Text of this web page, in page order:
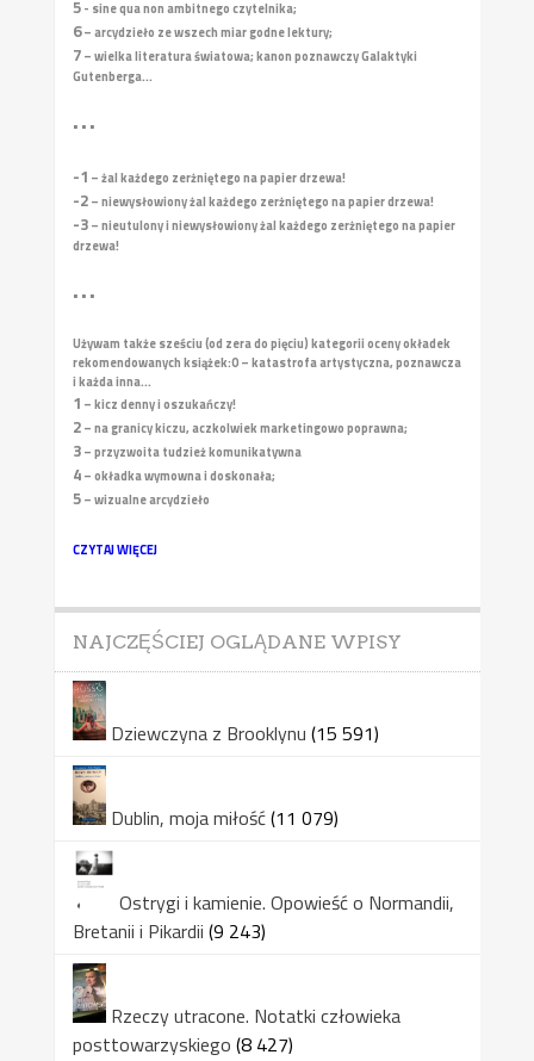
5- sine qua non ambitnego czytelnika;
6– arcydzieło ze wszech miar godne lektury;
7– wielka literatura światowa; kanon poznawczy Galaktyki
Gutenberga...
• • •
-1 – żal każdego zerżniętego na papier drzewa!
-2– niewysłowiony żal każdego zerżniętego na papier drzewa!
-3– nieutulony i niewysłowiony żal każdego zerżniętego na papier
drzewa!
• • •
Używam także sześciu (od zera do pięciu) kategorii oceny okładek
rekomendowanych książek:0 – katastrofa artystyczna, poznawcza
i każda inna...
1 – kicz denny i oszukańczy!
2– na granicy kiczu, aczkolwiek marketingowo poprawna;
3– przyzwoita tudzież komunikatywna
4– okładka wymowna i doskonała;
5– wizualne arcydzieło
CZYTAJ WIĘCEJ
NAJCZĘŚCIEJ OGLĄDANE WPISY
Dziewczyna z Brooklynu (15 591)
Dublin, moja miłość(11 079)
Ostrygi i kamienie. Opowieść o Normandii,
Bretanii i Pikardii (9 243)
Rzeczy utracone. Notatki człowieka
posttowarzyskiego (8 427)